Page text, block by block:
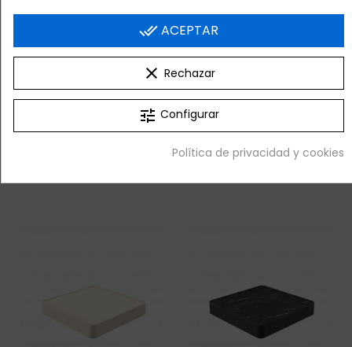
Venta Exclusiva Online
interior, exterior Ø70
arena BINI Resol
111,60 € + IVA
Venta Exclusiva Online
exterior duna BRISA
282,60 € + IVA
 ¡AL CARRITO!
done_all ACEPTAR
clear Rechazar
tune Configurar
Política de privacidad y cookies